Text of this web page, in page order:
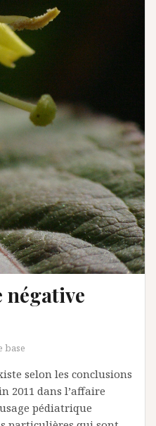
négative
base
selon les conclusions
2011 dans l’affaire
pédiatrique